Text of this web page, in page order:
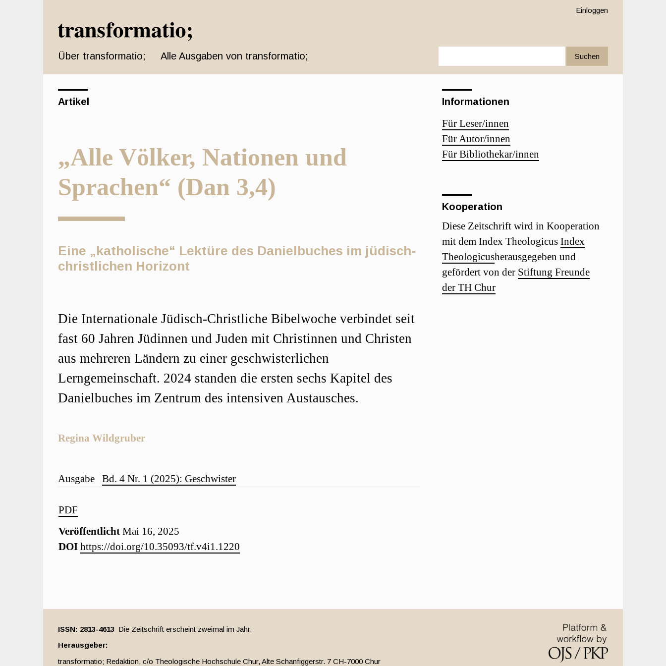
Seiteninhalt
springen
Sidebar
Einloggen
Über transformatio; Alle Ausgaben von transformatio; Suchen
Artikel
„Alle Völker, Nationen und
Sprachen“ (Dan 3,4)
Eine „katholische“ Lektüre des Danielbuches im jüdisch-
christlichen Horizont
Artikel-
Sidebar
PDF
Veröffentlicht Mai 16, 2025
DOI https://doi.org/10.35093/tf.v4i1.1220
Artikelinhalt
Regina Wildgruber
Die Internationale Jüdisch-Christliche Bibelwoche verbindet seit
fast 60 Jahren Jüdinnen und Juden mit Christinnen und Christen
aus mehreren Ländern zu einer geschwisterlichen
Lerngemeinschaft. 2024 standen die ersten sechs Kapitel des
Danielbuches im Zentrum des intensiven Austausches.
Artikel-
Details
Ausgabe Bd. 4 Nr. 1 (2025): Geschwister
Informationen
Für Leser/innen
Für Autor/innen
Für Bibliothekar/innen
Kooperation
Diese Zeitschrift wird in Kooperation
mit dem Index Theologicus Index
Theologicusherausgegeben und
gefördert von der Stiftung Freunde
der TH Chur
ISSN: 2813-4613 Die Zeitschrift erscheint zweimal im Jahr.
Herausgeber:
transformatio; Redaktion, c/o Theologische Hochschule Chur, Alte Schanfiggerstr. 7 CH-7000 Chur